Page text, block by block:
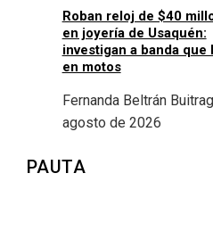
Roban reloj de $40
en joyería de Usaquén:
investigan a banda que
en motos
Fernanda Beltrán
agosto de 2026
PAUTA